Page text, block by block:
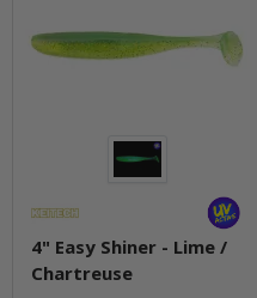
4" Easy Shiner - Lime /
Chartreuse